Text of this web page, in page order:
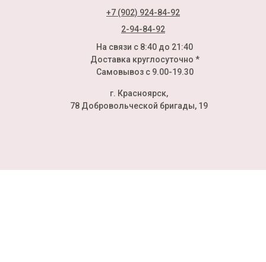
На связи с 8:40 до 21:40
Доставка круглосуточно *
Самовывоз с 9.00-19.30
г. Красноярск,
78 Добровольческой бригады, 19
+7 (902) 924-84-92
2-94-84-92